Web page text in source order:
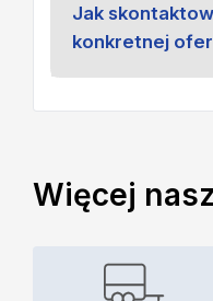
Jak
konkretnej
Więcej